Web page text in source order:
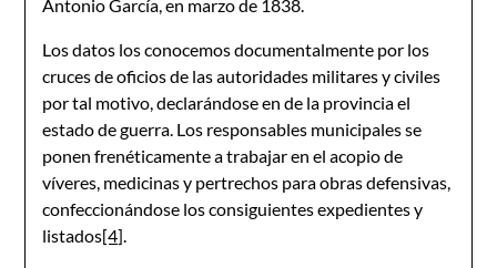
Antonio García, en marzo de 1838.
Los datos los conocemos documentalmente por los
cruces de oficios de las autoridades militares y civiles
por tal motivo, declarándose en de la provincia el
estado de guerra. Los responsables municipales se
ponen frenéticamente a trabajar en el acopio de
víveres, medicinas y pertrechos para obras defensivas,
confeccionándose los consiguientes expedientes y
listados[4].